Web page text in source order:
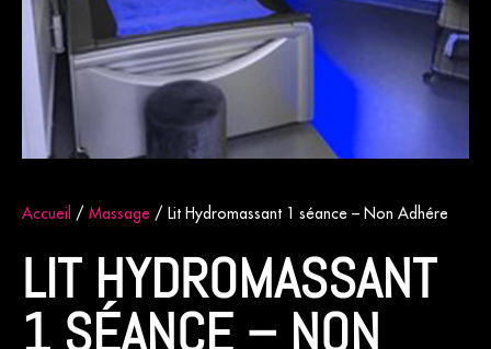
Accueil / Massage / Lit Hydromassant 1 séance – Non Adhérent
LIT HYDROMASSANT
1 SÉANCE – NON